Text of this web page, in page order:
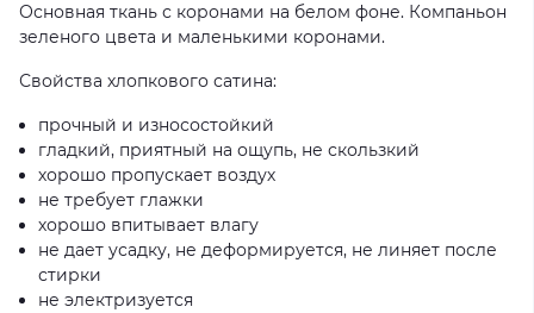
Основная ткань с коронами на белом фоне. Компаньон
зеленого цвета и маленькими коронами.
Свойства хлопкового сатина:
прочный и износостойкий
гладкий, приятный на ощупь, не скользкий
хорошо пропускает воздух
не требует глажки
хорошо впитывает влагу
не дает усадку, не деформируется, не линяет после
стирки
не электризуется